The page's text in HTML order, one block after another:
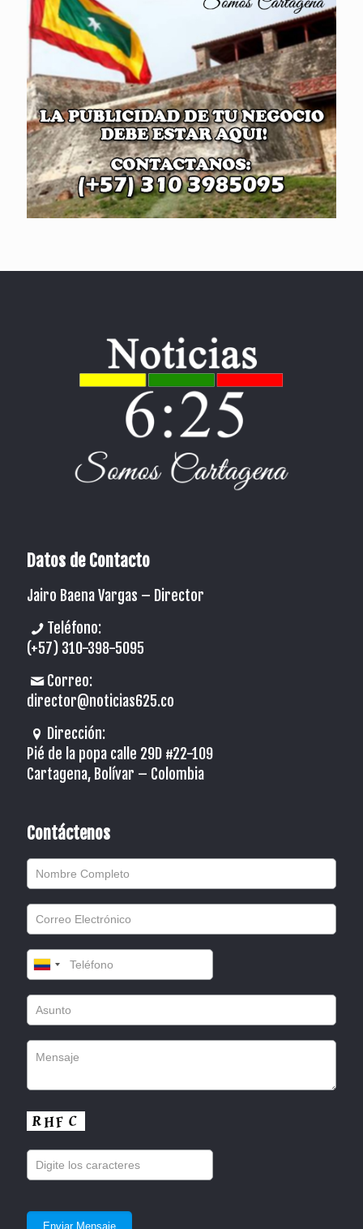
Datos de Contacto
Jairo Baena Vargas – Director
Teléfono:
(+57) 310-398-5095
Correo:
director@noticias625.co
Dirección:
Pié de la popa calle 29D #22-109
Cartagena, Bolívar – Colombia
Contáctenos